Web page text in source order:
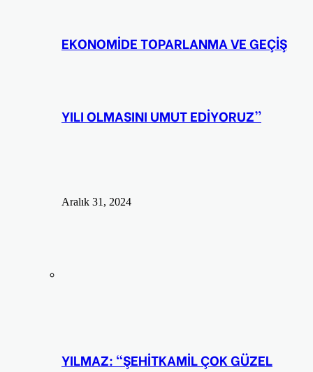
EKONOMİDE TOPARLANMA VE GEÇİŞ
YILI OLMASINI UMUT EDİYORUZ”
Aralık 31, 2024
YILMAZ: “ŞEHİTKAMİL ÇOK GÜZEL